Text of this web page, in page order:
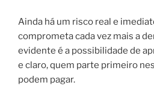
Ainda há um risco real e
comprometa cada vez mais a
evidente é a possibilidade de
e claro, quem parte primeiro
podem pagar.